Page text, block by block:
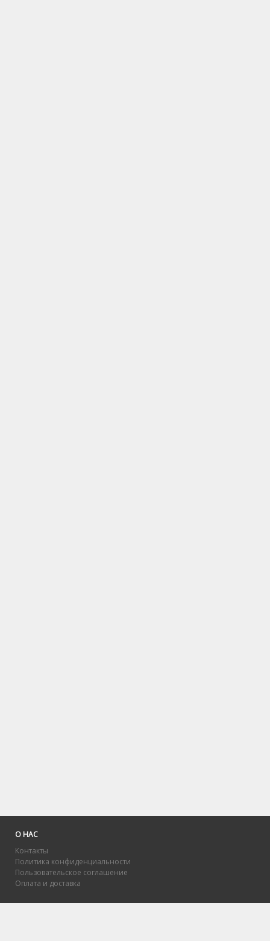
О НАС
Контакты
Политика конфиденциальности
Пользовательское соглашение
Оплата и доставка